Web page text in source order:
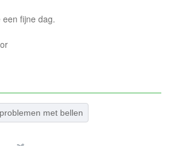
een fijne dag.
problemen met bellen